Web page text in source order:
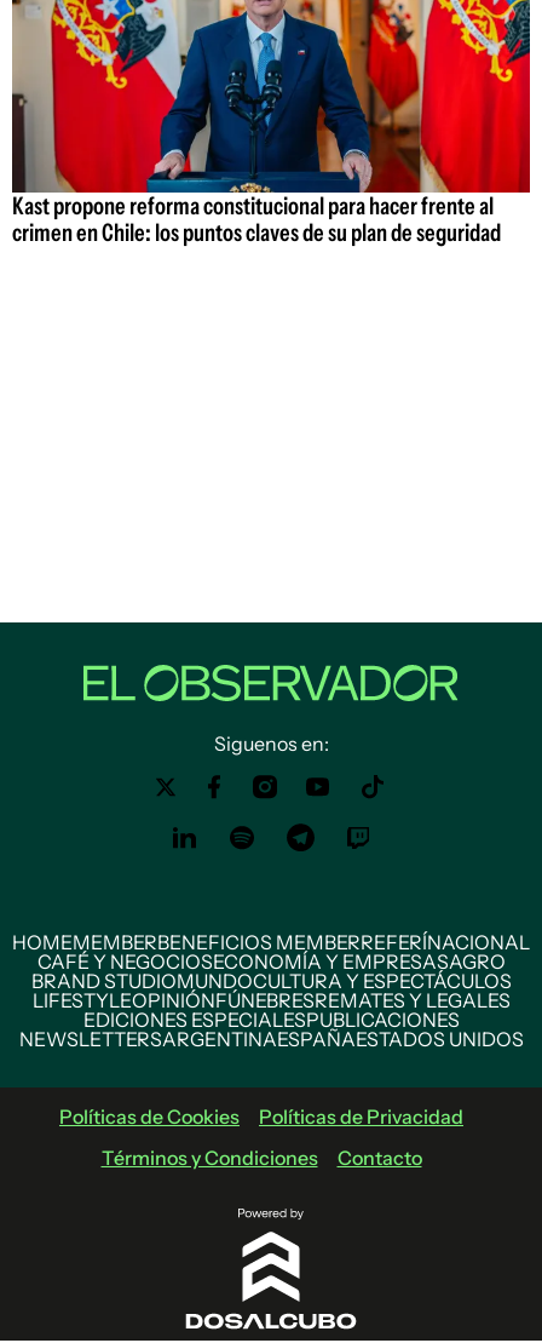
Kast propone reforma constitucional para hacer frente al
crimen en Chile: los puntos claves de su plan de seguridad
Siguenos en:
HOMEMEMBERBENEFICIOS MEMBERREFERÍNACIONAL
CAFÉ Y NEGOCIOSECONOMÍA Y EMPRESASAGRO
BRAND STUDIOMUNDOCULTURA Y ESPECTÁCULOS
LIFESTYLEOPINIÓNFÚNEBRESREMATES Y LEGALES
EDICIONES ESPECIALESPUBLICACIONES
NEWSLETTERSARGENTINAESPAÑAESTADOS UNIDOS
Políticas de Cookies
Políticas de Privacidad
Términos y Condiciones
Contacto